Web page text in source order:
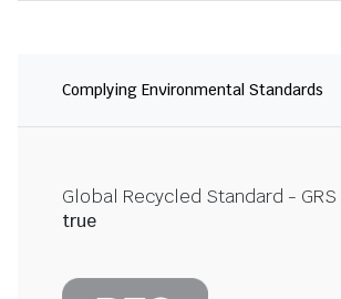
Complying Environmental Standards
Global Recycled Standard - GRS
true